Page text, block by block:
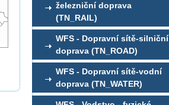
železniční doprava
(TN_RAIL)
WFS - Dopravní sítě-silniční
doprava (TN_ROAD)
WFS - Dopravní sítě-vodní
doprava (TN_WATER)